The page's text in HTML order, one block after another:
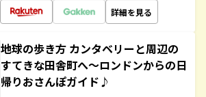
詳細を見る
地球の歩き方 カンタベリーと周辺の
すてきな田舎町へ～ロンドンからの日
帰りおさんぽガイド♪